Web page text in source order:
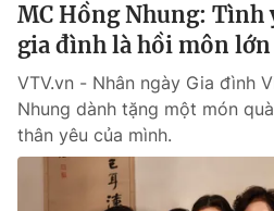
MC Hồng Nhung: Tình
gia đình là hồi môn
VTV.vn - Nhân ngày Gia đình
Nhung dành tặng một món
thân yêu của mình.